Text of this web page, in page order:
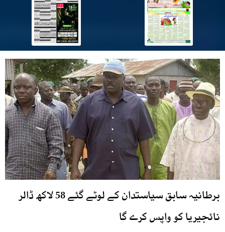
برطانیہ سابق سیاستدان کے لوٹے گئے 58 لاکھ ڈالر
نائجیریا کو واپس کرے گا